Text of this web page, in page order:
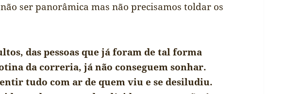
ser panorâmica mas não precisamos toldar os
das pessoas que já foram de tal forma
da correria, já não conseguem sonhar.
tudo com ar de quem viu e se desiludiu.